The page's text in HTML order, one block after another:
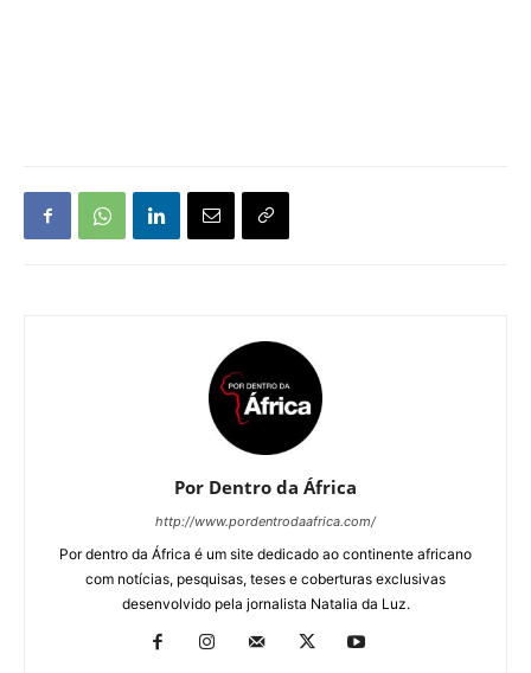
Por Dentro da África
http://www.pordentrodaafrica.com/
Por dentro da África é um site dedicado ao continente africano
com notícias, pesquisas, teses e coberturas exclusivas
desenvolvido pela jornalista Natalia da Luz.